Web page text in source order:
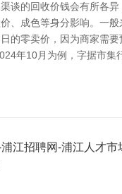
谈的回收价钱会有所各
、成色等身分影响。一般
的零卖价，因为商家需要
年10月为例，字据市集
江招聘网-浦江人才市